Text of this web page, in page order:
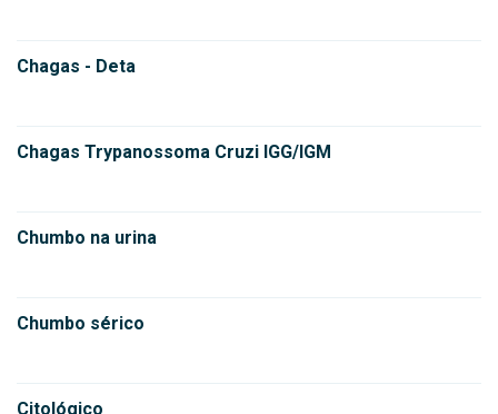
Chagas - Deta
Chagas Trypanossoma Cruzi IGG/IGM
Chumbo na urina
Chumbo sérico
Citológico